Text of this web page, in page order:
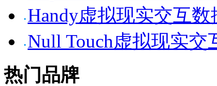
Handy虚拟现实交互数
Null Touch虚拟现实交
热门品牌